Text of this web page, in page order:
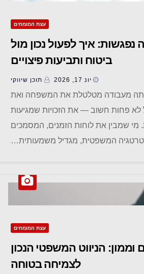
עצת המומחים
איך לפעול נכון מול
ביטוח ותביעות פיצויים
יונ 17, 2026 תוכן שיווקי
מעבודה מטלטלת את המשפחה ואת
פחות חשוב — את הזכויות שמגיעות
מי שמבין את לוחות הזמנים, המסמכים
המשפטית, מגדיל משמעותית…
עצת המומחים
וממון: הניווט המשפטי הנכון
לצמיחה בטוחה